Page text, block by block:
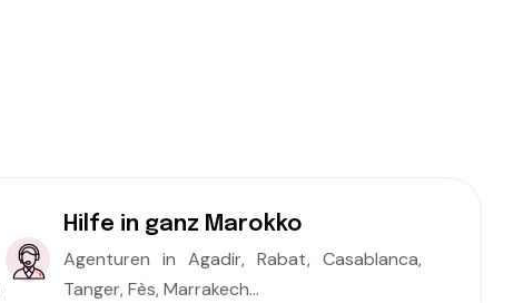
Hilfe in ganz Marokko
Agenturen in Agadir, Rabat, Casablanca,
Tanger, Fès, Marrakech...